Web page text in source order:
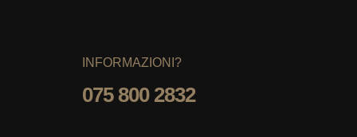
INFORMAZIONI?
075 800 2832